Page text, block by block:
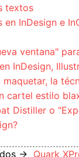
textos
en InDesign e
ventana"
InDesign,
maquetar, la
cartel estilo
Distiller o
→ Quark